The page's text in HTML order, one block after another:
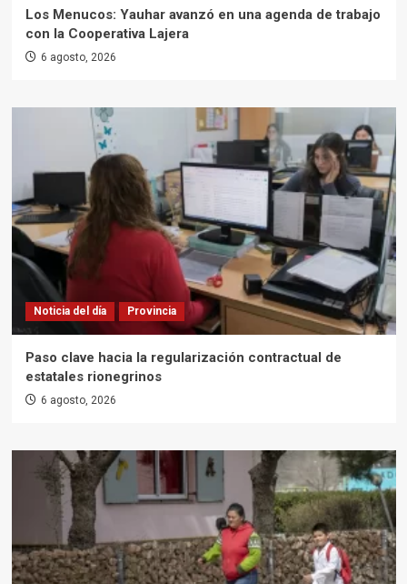
Los Menucos: Yauhar avanzó en una agenda de trabajo
con la Cooperativa Lajera
6 agosto, 2026
Noticia del día Provincia
Paso clave hacia la regularización contractual de
estatales rionegrinos
6 agosto, 2026